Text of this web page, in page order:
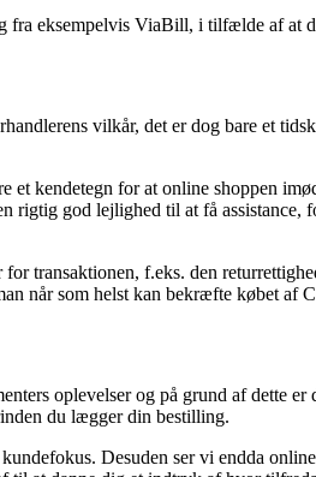
fra eksempelvis ViaBill, i tilfælde af at
vilkår, det er dog bare et
kendetegn for at online shoppen
rigtig god lejlighed til at få assistance,
transaktionen, f.eks. den
når som helst kan bekræfte købet af
oplevelser og på grund af dette er
du lægger din bestilling.
Desuden ser vi endda